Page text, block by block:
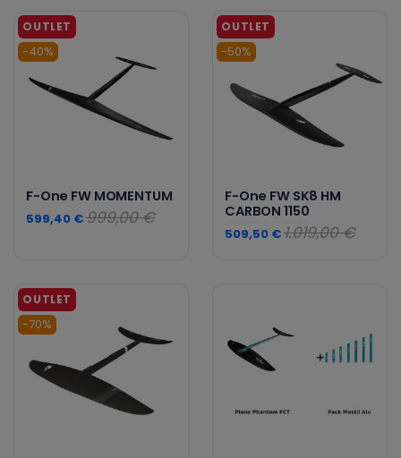
-40%
F-One FW MOMENTUM
599,40 €999,00 €
-50%
F-One FW SK8 HM
CARBON 1150
509,50 €1.019,00 €
-70%